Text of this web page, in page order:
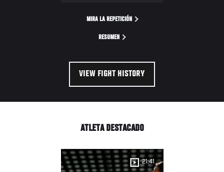
MIRA LA REPETICIÓN
RESUMEN
VIEW FIGHT HISTORY
ATLETA DESTACADO
21:41